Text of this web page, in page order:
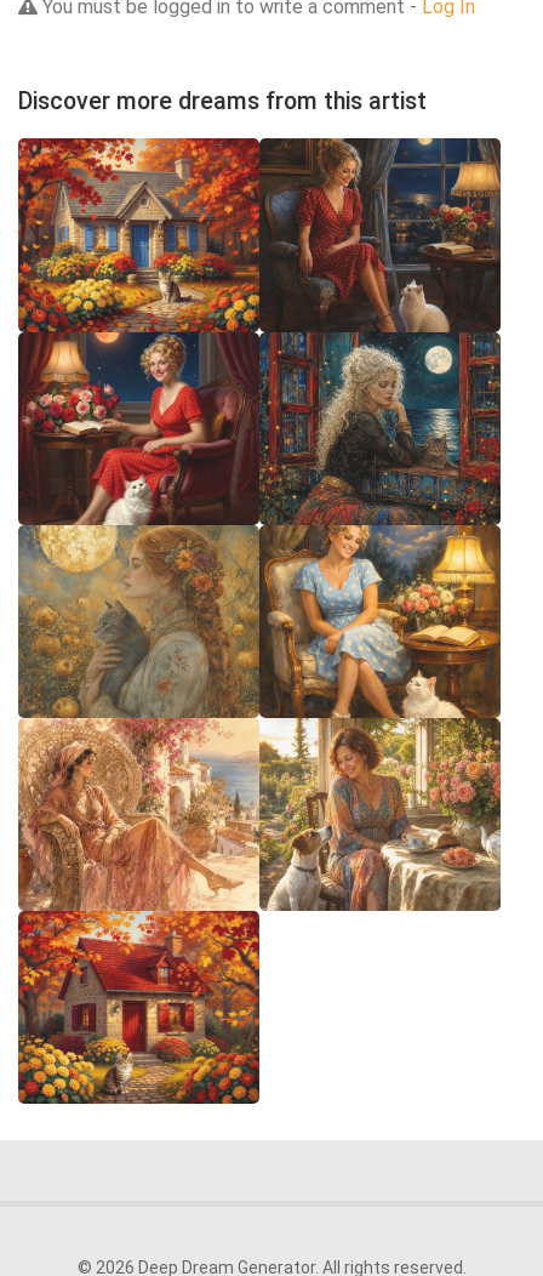
You must be logged in to write a comment - Log In
Discover more dreams from this artist
© 2026 Deep Dream Generator. All rights reserved.